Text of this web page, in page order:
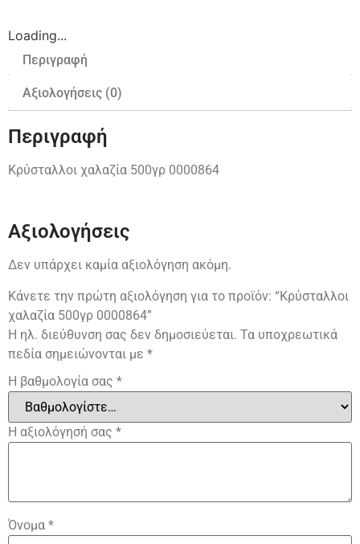
Loading...
Περιγραφή
Αξιολογήσεις (0)
Περιγραφή
Κρύσταλλοι χαλαζία 500γρ 0000864
Αξιολογήσεις
Δεν υπάρχει καμία αξιολόγηση ακόμη.
Κάνετε την πρώτη αξιολόγηση για το προϊόν: “Κρύσταλλοι
χαλαζία 500γρ 0000864”
Η ηλ. διεύθυνση σας δεν δημοσιεύεται. Τα υποχρεωτικά
πεδία σημειώνονται με *
Η βαθμολογία σας *
Η αξιολόγησή σας *
Όνομα *